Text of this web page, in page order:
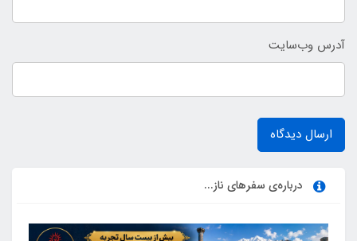
آدرس وب‌سایت
ارسال دیدگاه
درباره‌ی سفرهای ناز...